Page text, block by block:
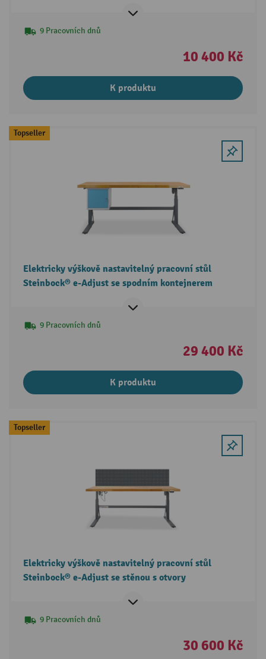
9 Pracovních dnů
10 400 Kč
K produktu
Topseller
Elektricky výškově nastavitelný pracovní stůl
Steinbock® e-Adjust se spodním kontejnerem
9 Pracovních dnů
29 400 Kč
K produktu
Topseller
Elektricky výškově nastavitelný pracovní stůl
Steinbock® e-Adjust se stěnou s otvory
9 Pracovních dnů
30 600 Kč